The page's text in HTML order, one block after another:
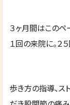
３ヶ月間はこの
１回の来院に。２
歩き方の指導、ス